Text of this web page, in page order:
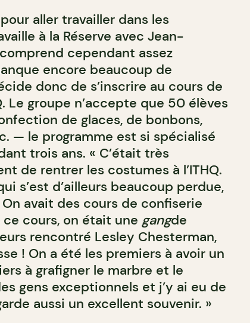
aller travailler dans les
à la Réserve avec Jean-
cependant assez
encore beaucoup de
donc de s’inscrire au cours de
Le groupe n’accepte que 50 élèves
de glaces, de bonbons,
— le programme est si spécialisé
trois ans. « C’était très
de rentrer les costumes à l’ITHQ.
s’est d’ailleurs beaucoup perdue,
avait des cours de confiserie
cours, on était une gangde
rencontré Lesley Chesterman,
! On a été les premiers à avoir un
à grafigner le marbre et le
gens exceptionnels et j’y ai eu de
aussi un excellent souvenir. »